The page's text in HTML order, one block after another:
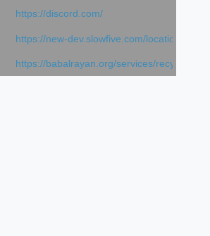
https://discord.com/
https://new-dev.slowfive.com/location/co-
https://babalrayan.org/services/recycling-